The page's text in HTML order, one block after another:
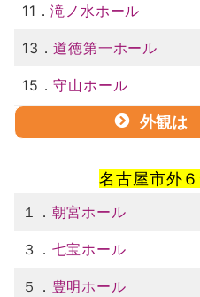
11．滝ノ水ホール
13．道徳第一ホール
15．守山ホール
外観は
名古屋市外
１． 朝宮ホール
３． 七宝ホール
５． 豊明ホール